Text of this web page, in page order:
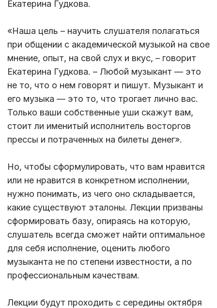
Екатерина Гудкова.
«Наша цель – научить слушателя полагаться
при общении с академической музыкой на свое
мнение, опыт, на свой слух и вкус, – говорит
Екатерина Гудкова. – Любой музыкант — это
не то, что о нем говорят и пишут. Музыкант и
его музыка — это то, что трогает лично вас.
Только ваши собственные уши скажут вам,
стоит ли именитый исполнитель восторгов
прессы и потраченных на билеты денег».
Но, чтобы сформулировать, что вам нравится
или не нравится в конкретном исполнении,
нужно понимать, из чего оно складывается,
какие существуют эталоны. Лекции призваны
сформировать базу, опираясь на которую,
слушатель всегда сможет найти оптимальное
для себя исполнение, оценить любого
музыканта не по степени известности, а по
профессиональным качествам.
Лекции будут проходить с середины октября